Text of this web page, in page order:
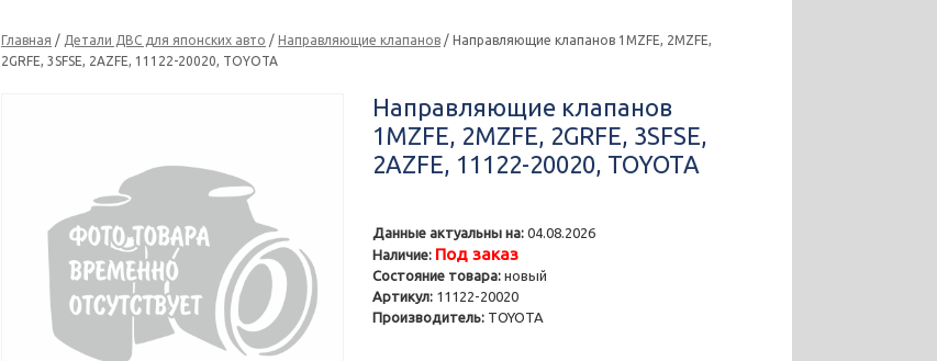
Главная / Детали ДВС для японских авто /Направляющие клапанов / Направляющие клапанов 1MZFE, 2MZFE,
2GRFE, 3SFSE, 2AZFE, 11122-20020, TOYOTA
Направляющие клапанов
1MZFE, 2MZFE, 2GRFE, 3SFSE,
2AZFE, 11122-20020, TOYOTA
Данные актуальны на: 04.08.2026
Наличие: Под заказ
Состояние товара: новый
Артикул: 11122-20020
Производитель: TOYOTA